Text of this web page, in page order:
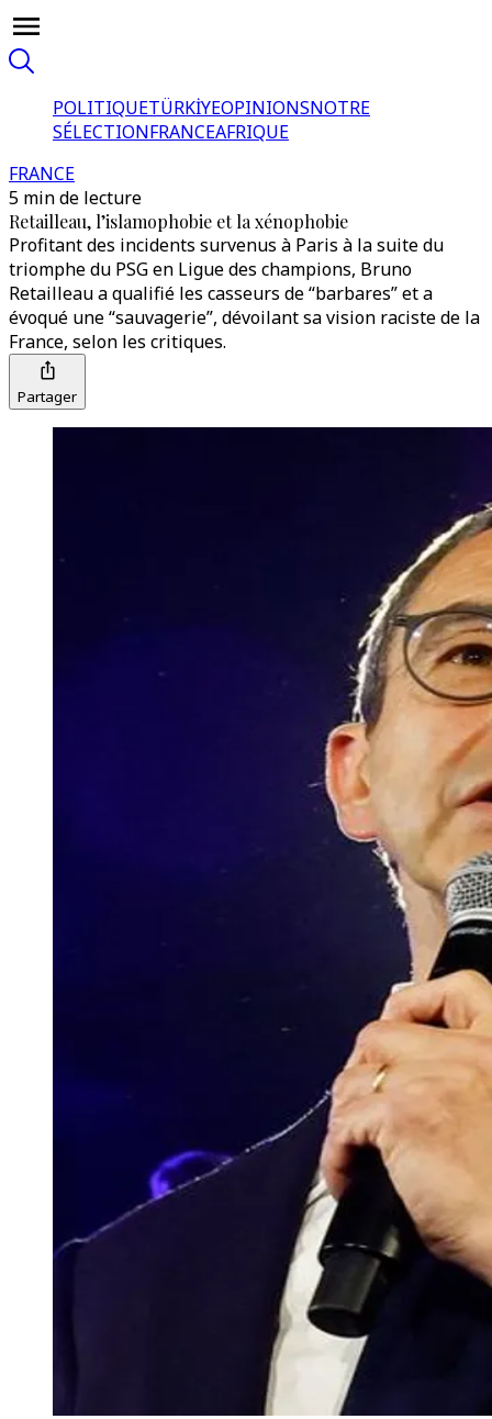
POLITIQUETÜRKİYEOPINIONSNOTRE
SÉLECTIONFRANCEAFRIQUE
FRANCE
5 min de lecture
Retailleau, l’islamophobie et la xénophobie
Profitant des incidents survenus à Paris à la suite du
triomphe du PSG en Ligue des champions, Bruno
Retailleau a qualifié les casseurs de “barbares” et a
évoqué une “sauvagerie”, dévoilant sa vision raciste de la
France, selon les critiques.
Partager